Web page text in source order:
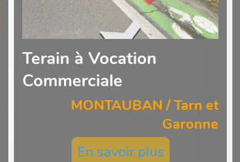
Terain à Vocation
Commerciale
MONTAUBAN / Tarn et
Garonne
En savoir plus